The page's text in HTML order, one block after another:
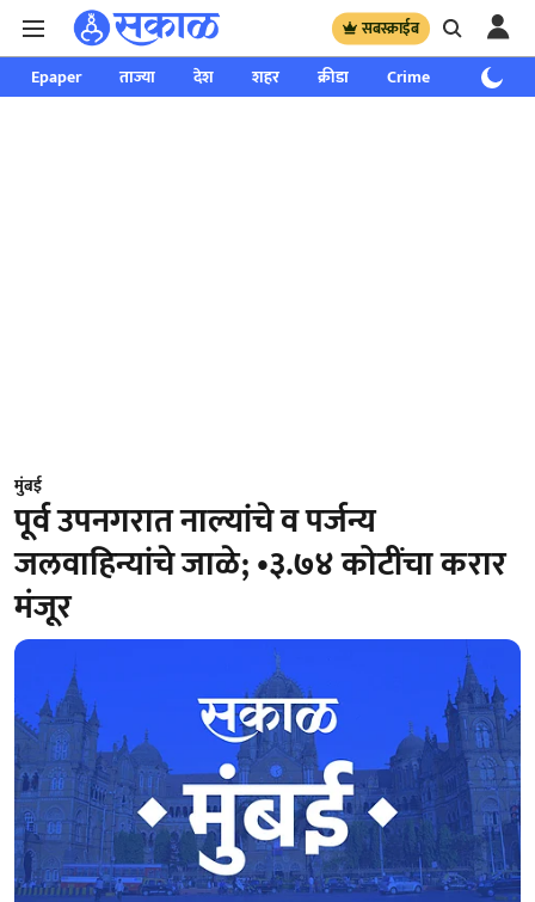
सबस्क्राईब
Epaper ताज्या देश शहर क्रीडा Crime साप्ताहिक
मुंबई
पूर्व उपनगरात नाल्यांचे व पर्जन्य
जलवाहिन्यांचे जाळे; •३.७४ कोटींचा करार
मंजूर